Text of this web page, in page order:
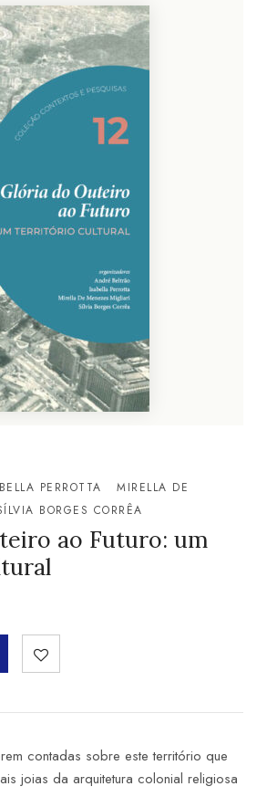
PERROTTA
MIRELLA DE
BORGES CORRÊA
ao Futuro: um
contadas sobre este território que
joias da arquitetura colonial religiosa